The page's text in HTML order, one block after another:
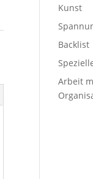
Kunst
Backlist
Arbeit